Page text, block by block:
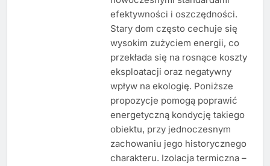
efektywności i oszczędności.
Stary dom często cechuje się
wysokim zużyciem energii, co
przekłada się na rosnące koszty
eksploatacji oraz negatywny
wpływ na ekologię. Poniższe
propozycje pomogą poprawić
energetyczną kondycję takiego
obiektu, przy jednoczesnym
zachowaniu jego historycznego
charakteru. Izolacja termiczna –